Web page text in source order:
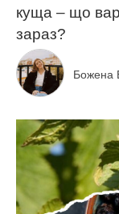
куща – що
зараз?
Божена